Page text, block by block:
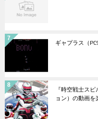
ギャプラス（
『時空戦士ス
ョン）の動画を